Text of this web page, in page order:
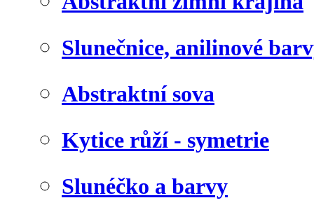
Slunečnice, anilinové
Abstraktní sova
Kytice růží - symetrie
Slunéčko a barvy